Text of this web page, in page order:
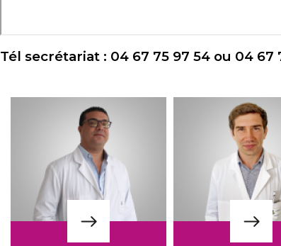
Tél secrétariat : 04 67 75 97 54 ou 04 67